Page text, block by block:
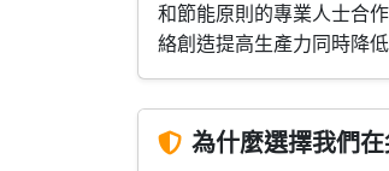
和節能原則的專業人士合
絡創造提高生產力同時降
為什麼選擇我們